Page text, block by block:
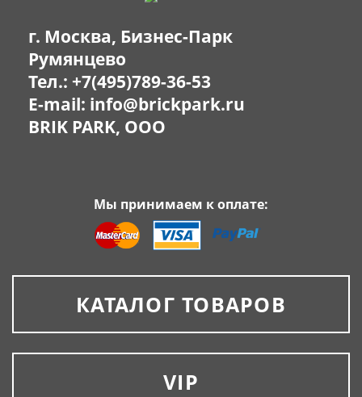
г. Москва, Бизнес-Парк
Румянцево
Тел.: +7(495)789-36-53
E-mail: info@brickpark.ru
BRIK PARK, OOO
Мы принимаем к оплате:
КАТАЛОГ ТОВАРОВ
VIP